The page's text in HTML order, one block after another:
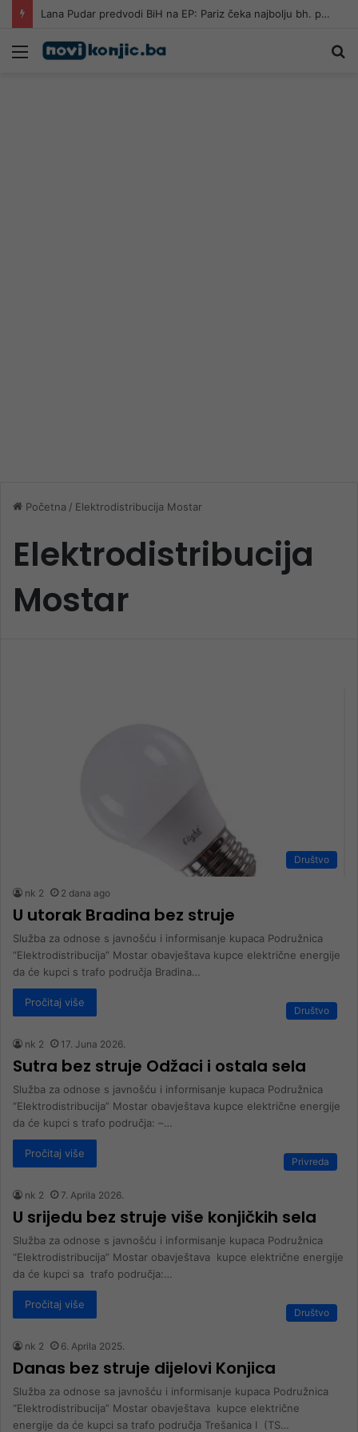
Lana Pudar predvodi BiH na EP: Pariz čeka najbolju bh. plivačicu
Meni
Početna / Elektrodistribucija Mostar
Elektrodistribucija
Mostar
Društvo
nk 2 2 dana ago
U utorak Bradina bez struje
Služba za odnose s javnošću i informisanje kupaca Podružnica
“Elektrodistribucija” Mostar obavještava kupce električne energije
da će kupci s trafo područja Bradina…
Pročitaj više
Društvo
nk 2 17. Juna 2026.
Sutra bez struje Odžaci i ostala sela
Služba za odnose s javnošću i informisanje kupaca Podružnica
“Elektrodistribucija” Mostar obavještava kupce električne energije
da će kupci s trafo područja: –…
Pročitaj više
Privreda
nk 2 7. Aprila 2026.
U srijedu bez struje više konjičkih sela
Služba za odnose s javnošću i informisanje kupaca Podružnica
“Elektrodistribucija” Mostar obavještava kupce električne energije
da će kupci sa trafo područja:…
Pročitaj više
Društvo
nk 2 6. Aprila 2025.
Danas bez struje dijelovi Konjica
Služba za odnose sa javnošću i informisanje kupaca Podružnica
“Elektrodistribucija” Mostar obavještava kupce električne
energije da će kupci sa trafo područja Trešanica I (TS…